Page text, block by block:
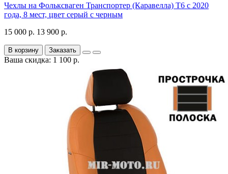
Чехлы на Фольксваген Транспортер (Каравелла) Т6 с 2020
года, 8 мест, цвет серый с черным
15 000 р. 13 900 р.
В корзину Заказать
Ваша скидка: 1 100 р.